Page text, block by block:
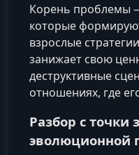
Корень проблемы
которые
взрослые
занижает свою
деструктивные
отношениях, где
Разбор с точки
эволюционной